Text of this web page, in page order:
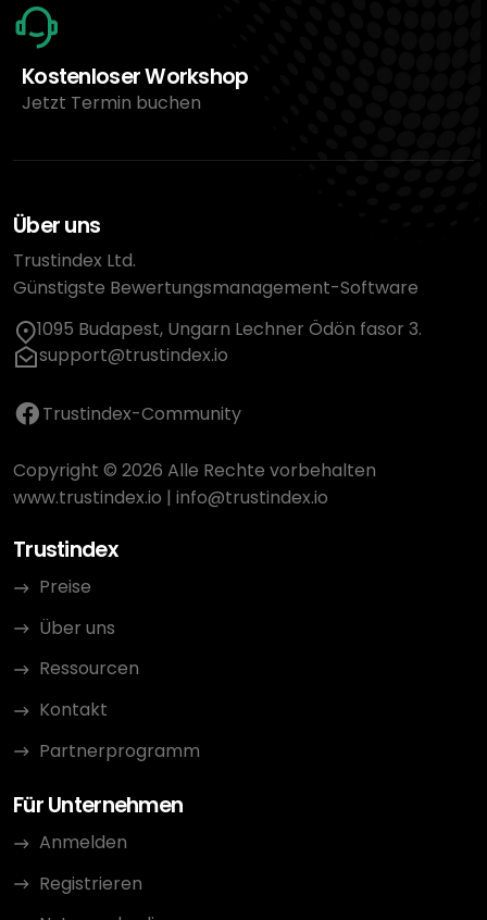
Kostenloser Workshop
Jetzt Termin buchen
Über uns
Trustindex Ltd.
Günstigste Bewertungsmanagement-Software
1095 Budapest, Ungarn Lechner Ödön fasor 3.
support@trustindex.io
Trustindex-Community
Copyright © 2026 Alle Rechte vorbehalten
www.trustindex.io | info@trustindex.io
Trustindex
Preise
Über uns
Ressourcen
Kontakt
Partnerprogramm
Für Unternehmen
Anmelden
Registrieren